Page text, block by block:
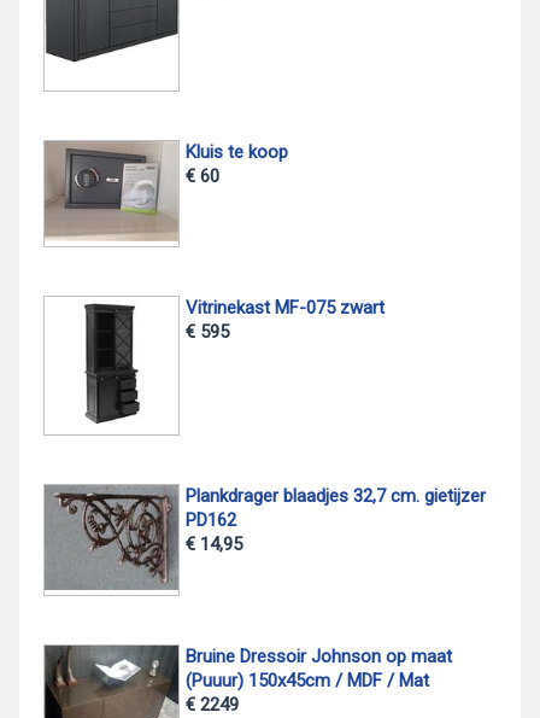
Kluis te koop
€ 60
Vitrinekast MF-075 zwart
€ 595
Plankdrager blaadjes 32,7 cm. gietijzer
PD162
€ 14,95
Bruine Dressoir Johnson op maat
(Puuur) 150x45cm / MDF / Mat
€ 2249